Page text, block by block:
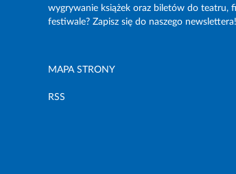
wygrywanie książek oraz biletów do teatru,
festiwale? Zapisz się do naszego newslettera!
MAPA STRONY
RSS